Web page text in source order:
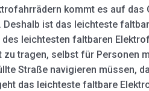
kommt es auf
Deshalb ist das leichteste
leichtesten faltbaren
zu tragen, selbst für Personen
Straße navigieren müssen,
das leichteste faltbare